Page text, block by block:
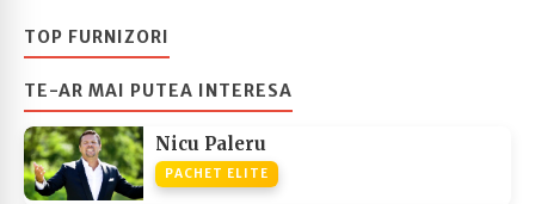
TOP FURNIZORI
TE-AR MAI PUTEA INTERESA
Nicu Paleru
PACHET ELITE